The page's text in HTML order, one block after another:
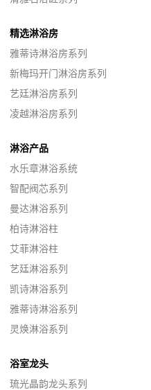
精选淋浴房
雅蒂诗淋浴房系列
新梅玛开门淋浴房系列
艺廷淋浴房系列
凌越淋浴房系列
淋浴产品
水乐章淋浴系统
智配阀芯系列
曼达淋浴系列
柏诗淋浴柱
艾菲淋浴柱
艺廷淋浴系列
凯诗淋浴系列
雅蒂诗淋浴系列
灵焕淋浴系列
浴室龙头
琉光晶韵龙头系列